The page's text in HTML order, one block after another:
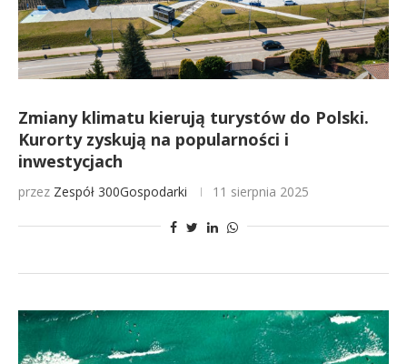
Zmiany klimatu kierują turystów do Polski.
Kurorty zyskują na popularności i
inwestycjach
przez Zespół 300Gospodarki 11 sierpnia 2025